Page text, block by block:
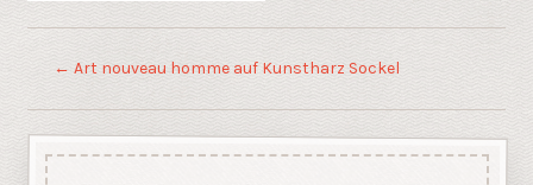
← Art nouveau homme auf Kunstharz Sockel